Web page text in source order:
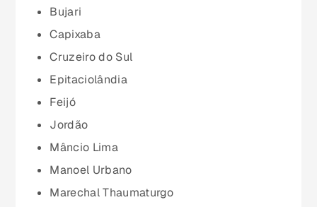
Maranhão (MA)
Bujari
Capixaba
Cruzeiro do Sul
Epitaciolândia
Feijó
Jordão
Mâncio Lima
Manoel Urbano
Marechal Thaumaturgo